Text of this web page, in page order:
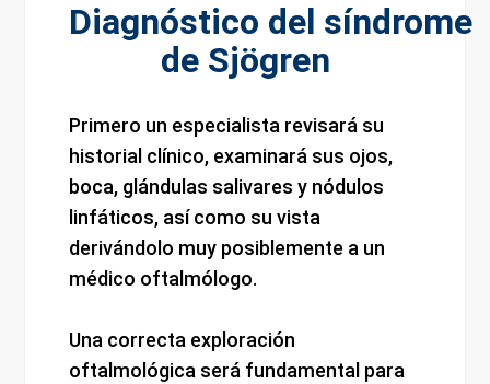
Diagnóstico del síndrome
de Sjögren
Primero un especialista revisará su
historial clínico, examinará sus ojos,
boca, glándulas salivares y nódulos
linfáticos, así como su vista
derivándolo muy posiblemente a un
médico oftalmólogo.
Una correcta exploración
oftalmológica será fundamental para